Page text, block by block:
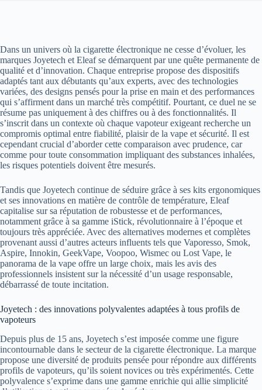
Dans un univers où la cigarette électronique ne cesse d’évoluer, les
marques Joyetech et Eleaf se démarquent par une quête permanente de
qualité et d’innovation. Chaque entreprise propose des dispositifs
adaptés tant aux débutants qu’aux experts, avec des technologies
variées, des designs pensés pour la prise en main et des performances
qui s’affirment dans un marché très compétitif. Pourtant, ce duel ne se
résume pas uniquement à des chiffres ou à des fonctionnalités. Il
s’inscrit dans un contexte où chaque vapoteur exigeant recherche un
compromis optimal entre fiabilité, plaisir de la vape et sécurité. Il est
cependant crucial d’aborder cette comparaison avec prudence, car
comme pour toute consommation impliquant des substances inhalées,
les risques potentiels doivent être mesurés.
Tandis que Joyetech continue de séduire grâce à ses kits ergonomiques
et ses innovations en matière de contrôle de température, Eleaf
capitalise sur sa réputation de robustesse et de performances,
notamment grâce à sa gamme iStick, révolutionnaire à l’époque et
toujours très appréciée. Avec des alternatives modernes et complètes
provenant aussi d’autres acteurs influents tels que Vaporesso, Smok,
Aspire, Innokin, GeekVape, Voopoo, Wismec ou Lost Vape, le
panorama de la vape offre un large choix, mais les avis des
professionnels insistent sur la nécessité d’un usage responsable,
débarrassé de toute incitation.
Joyetech : des innovations polyvalentes adaptées à tous profils de
vapoteurs
Depuis plus de 15 ans, Joyetech s’est imposée comme une figure
incontournable dans le secteur de la cigarette électronique. La marque
propose une diversité de produits pensée pour répondre aux différents
profils de vapoteurs, qu’ils soient novices ou très expérimentés. Cette
polyvalence s’exprime dans une gamme enrichie qui allie simplicité